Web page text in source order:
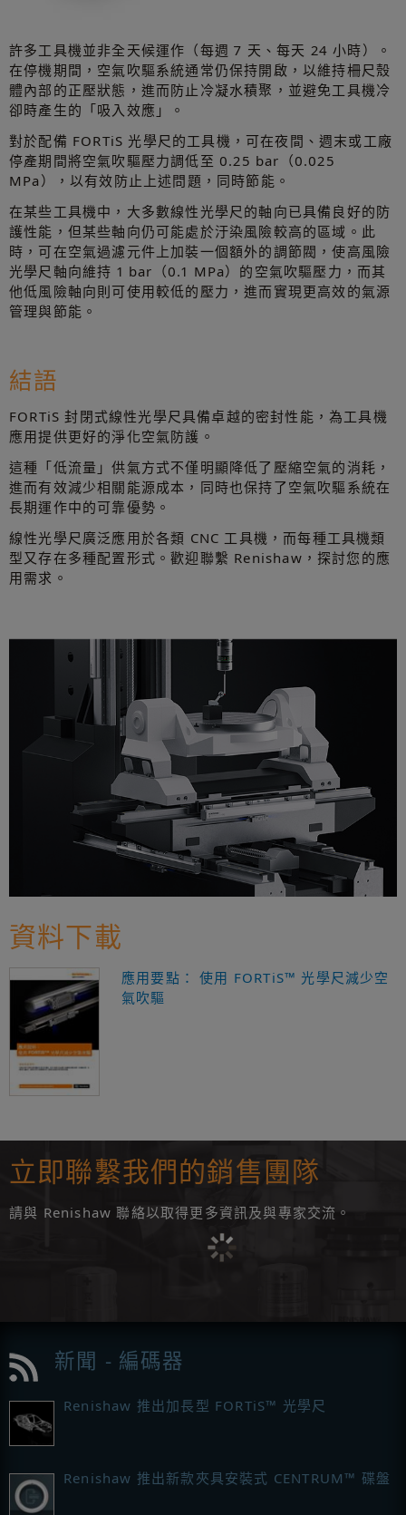
許多工具機並非全天候運作（每週 7 天、每天 24 小時）。
在停機期間，空氣吹驅系統通常仍保持開啟，以維持柵尺殼
體內部的正壓狀態，進而防止冷凝水積聚，並避免工具機冷
卻時產生的「吸入效應」。
對於配備 FORTiS 光學尺的工具機，可在夜間、週末或工廠
停產期間將空氣吹驅壓力調低至 0.25 bar（0.025
MPa），以有效防止上述問題，同時節能。
在某些工具機中，大多數線性光學尺的軸向已具備良好的防
護性能，但某些軸向仍可能處於汙染風險較高的區域。此
時，可在空氣過濾元件上加裝一個額外的調節閥，使高風險
光學尺軸向維持 1 bar（0.1 MPa）的空氣吹驅壓力，而其
他低風險軸向則可使用較低的壓力，進而實現更高效的氣源
管理與節能。
結語
FORTiS 封閉式線性光學尺具備卓越的密封性能，為工具機
應用提供更好的淨化空氣防護。
這種「低流量」供氣方式不僅明顯降低了壓縮空氣的消耗，
進而有效減少相關能源成本，同時也保持了空氣吹驅系統在
長期運作中的可靠優勢。
線性光學尺廣泛應用於各類 CNC 工具機，而每種工具機類
型又存在多種配置形式。歡迎聯繫 Renishaw，探討您的應
用需求。
資料下載
應用要點： 使用 FORTiS™ 光學尺減少空
氣吹驅
立即聯繫我們的銷售團隊
請與 Renishaw 聯絡以取得更多資訊及與專家交流。
新聞 - 編碼器
Renishaw 推出加長型 FORTiS™ 光學尺
Renishaw 推出新款夾具安裝式 CENTRUM™ 碟盤